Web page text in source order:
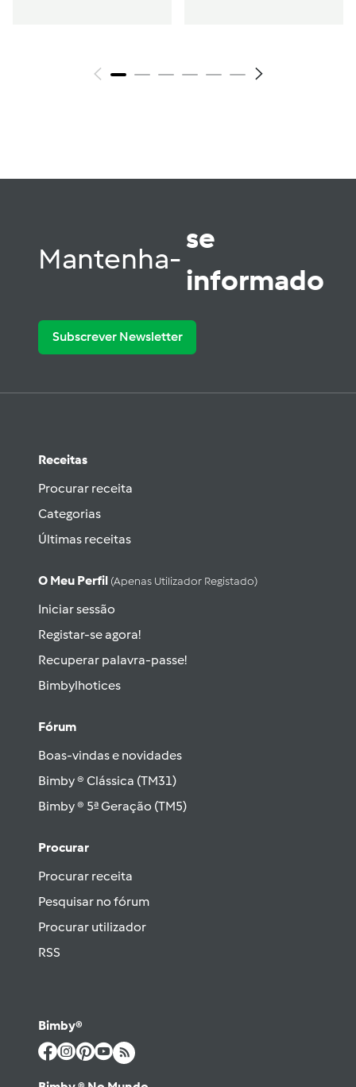
Mantenha-
se
informado
Subscrever Newsletter
Receitas
Procurar receita
Categorias
Últimas receitas
O Meu Perfil (apenas Utilizador Registado)
Iniciar sessão
Registar-se agora!
Recuperar palavra-passe!
Bimbylhotices
Fórum
Boas-vindas e novidades
Bimby ® Clássica (TM31)
Bimby ® 5ª Geração (TM5)
Procurar
Procurar receita
Pesquisar no fórum
Procurar utilizador
RSS
Bimby®